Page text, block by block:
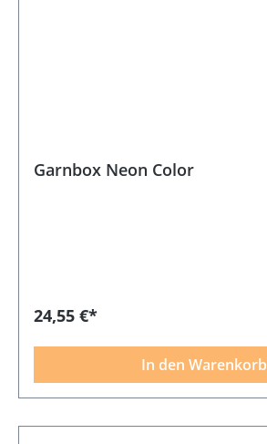
Garnbox Neon Color
24,55 €*
In den Warenkorb